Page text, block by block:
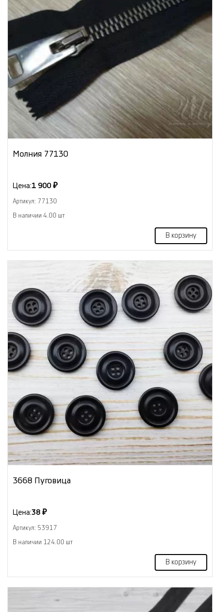
Молния 77130
Цена:1 900 ₽
Артикул: 77130
В наличии 4.00 шт
В корзину
3668 Пуговица
Цена:38 ₽
Артикул: 53917
В наличии 124.00 шт
В корзину